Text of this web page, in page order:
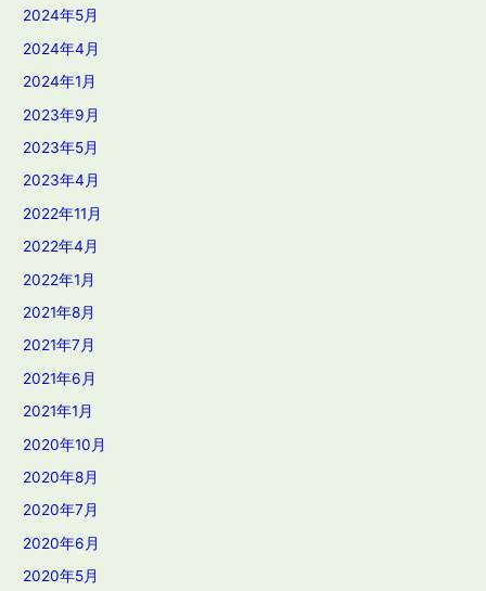
2024年5月
2024年4月
2024年1月
2023年9月
2023年5月
2023年4月
2022年11月
2022年4月
2022年1月
2021年8月
2021年7月
2021年6月
2021年1月
2020年10月
2020年8月
2020年7月
2020年6月
2020年5月